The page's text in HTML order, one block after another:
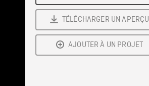
TÉLÉCHARGER UN APERÇU
AJOUTER À UN PROJET